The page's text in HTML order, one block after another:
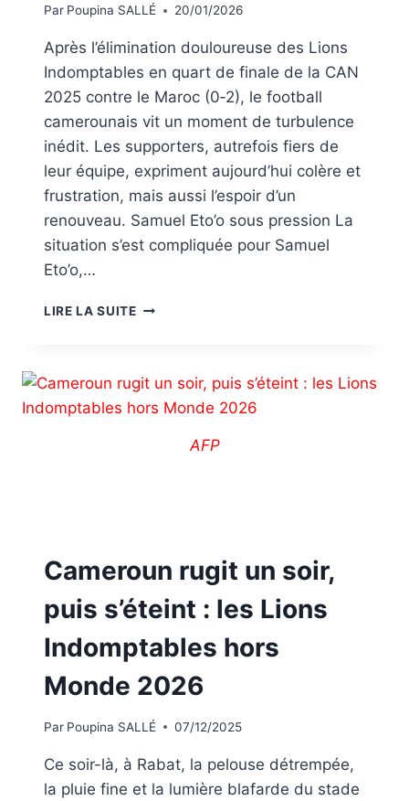
Par Poupina SALLÉ 20/01/2026
Après l’élimination douloureuse des Lions
Indomptables en quart de finale de la CAN
2025 contre le Maroc (0‑2), le football
camerounais vit un moment de turbulence
inédit. Les supporters, autrefois fiers de
leur équipe, expriment aujourd’hui colère et
frustration, mais aussi l’espoir d’un
renouveau. Samuel Eto’o sous pression La
situation s’est compliquée pour Samuel
Eto’o,…
LIRE LA SUITE
AFP
Cameroun rugit un soir,
puis s’éteint : les Lions
Indomptables hors
Monde 2026
Par Poupina SALLÉ 07/12/2025
Ce soir-là, à Rabat, la pelouse détrempée,
la pluie fine et la lumière blafarde du stade